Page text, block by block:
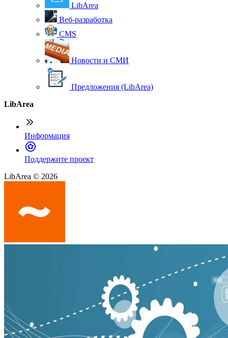
LibArea
Веб-разработка
CMS
Новости и СМИ
Предложения (LibArea)
LibArea
Информация
Поддержите проект
LibArea © 2026